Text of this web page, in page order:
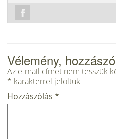
Vélemény,
Az e-mail címet nem tesszük
* karakterrel jelöltük
Hozzászólás *